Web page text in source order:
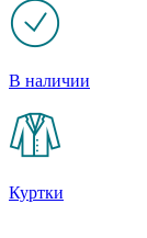
В наличии
Куртки